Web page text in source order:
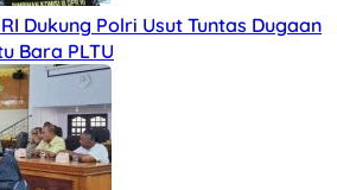
Dukung Polri Usut Tuntas Dugaan
Bara PLTU